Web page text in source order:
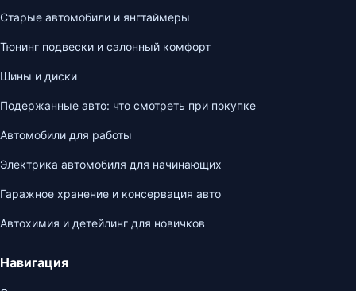
Старые автомобили и янгтаймеры
Тюнинг подвески и салонный комфорт
Шины и диски
Подержанные авто: что смотреть при покупке
Автомобили для работы
Электрика автомобиля для начинающих
Гаражное хранение и консервация авто
Автохимия и детейлинг для новичков
Навигация